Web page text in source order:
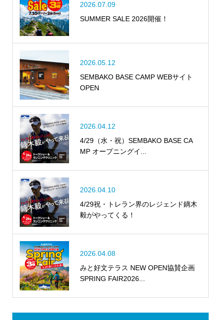
2026.07.09
SUMMER SALE 2026開催！
2026.05.12
SEMBAKO BASE CAMP WEBサイト
OPEN
2026.04.12
4/29（水・祝）SEMBAKO BASE CA
MP オープニングイ...
2026.04.10
4/29祝・トレラン界のレジェンド鏑木
毅がやってくる！
2026.04.08
みと好文テラス NEW OPEN協賛企画
SPRING FAIR2026...